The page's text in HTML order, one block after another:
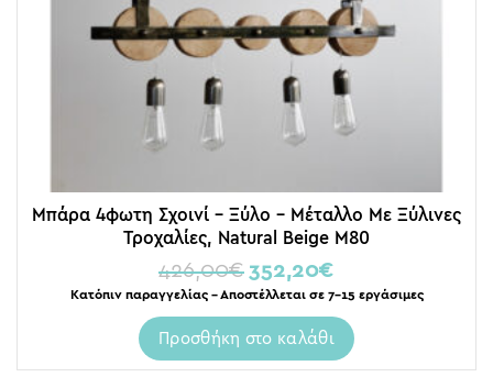
Μπάρα 4φωτη Σχοινί – Ξύλο – Μέταλλο Με Ξύλινες
Τροχαλίες, Natural Beige M80
426,00€ 352,20€
Κατόπιν παραγγελίας – Αποστέλλεται σε 7-15 εργάσιμες
Προσθήκη στο καλάθι